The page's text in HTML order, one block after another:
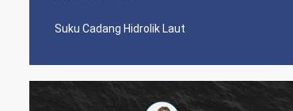
Suku Cadang Hidrolik Laut